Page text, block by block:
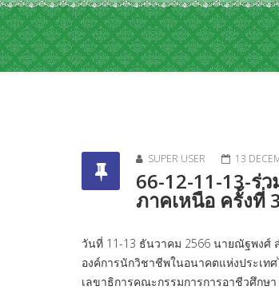
SUPER USER 13
66-12-11-13-ร่
ภาคเหนือ ครั้งที่
วันที่ 11-13 ธันวาคม 2566 นายณัฐพงศ์
องค์การนักวิชาชีพในอนาคตแห่งประเท
เลขาธิการคณะกรรมการการอาชีวศึกษ